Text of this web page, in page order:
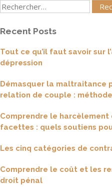
Rechercher
Recent Posts
Tout ce qu’il faut savoir sur
dépression
Démasquer la maltraitance
relation de couple :
Comprendre le harcèlement
facettes : quels soutiens
Les cinq catégories de
Comprendre le coût et les
droit pénal